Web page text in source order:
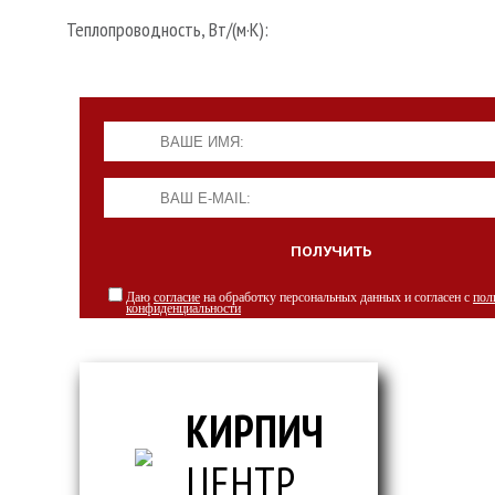
Теплопроводность, Вт/(м·К):
Даю согласие на обработку персональных данных и согласен с
конфиденциальности
КИРПИЧ
ЦЕНТР